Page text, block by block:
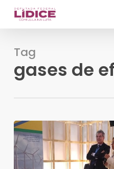
Skip
content
Tag
gases de